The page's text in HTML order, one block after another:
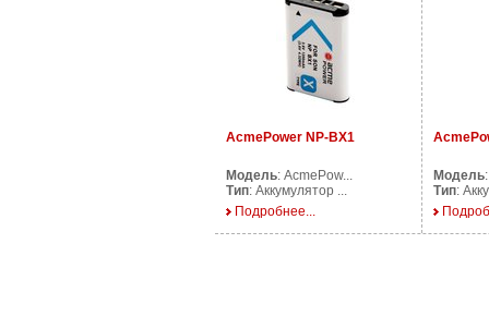
AcmePower NP-BX1
Модель: AcmePow...
Тип: Аккумулятор ...
Подробнее...
Модель
Тип: